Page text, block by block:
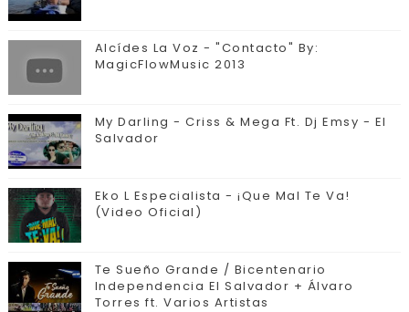
Alcídes La Voz - "Contacto" By:
MagicFlowMusic 2013
My Darling - Criss & Mega Ft. Dj Emsy - El
Salvador
Eko L Especialista - ¡Que Mal Te Va!
(Video Oficial)
Te Sueño Grande / Bicentenario
Independencia El Salvador + Álvaro
Torres ft. Varios Artistas